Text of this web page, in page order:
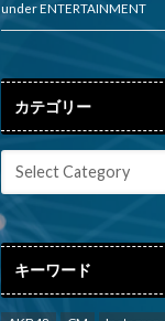
underENTERTAINMENT
カテゴリー
キーワード